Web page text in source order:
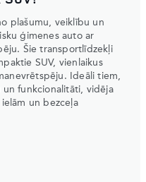
plašumu, veiklību un
ģimenes auto ar
Šie transportlīdzekļi
SUV, vienlaikus
Ideāli tiem,
un funkcionalitāti, vidēja
un bezceļa